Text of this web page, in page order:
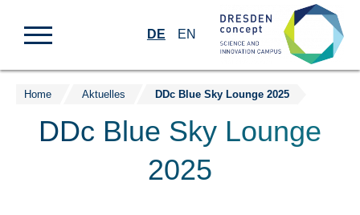
springen
DE EN
Home Aktuelles DDc Blue Sky Lounge 2025
DDc Blue Sky Lounge
2025